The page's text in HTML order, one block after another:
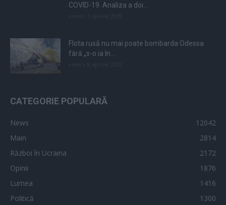
COVID-19. Analiza a doi...
Flota rusă nu mai poate bombarda Odessa
fără „s-o ia în...
CATEGORIE POPULARĂ
News
12042
Main
2814
Război în Ucraina
2172
Opinii
1876
Lumea
1416
Politică
1300